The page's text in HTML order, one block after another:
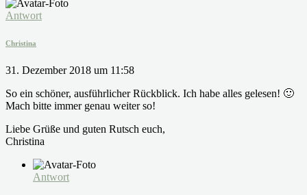
Antwort
Christina
31. Dezember 2018 um 11:58
So ein schöner, ausführlicher Rückblick. Ich habe alles gelesen! 🙂
Mach bitte immer genau weiter so!
Liebe Grüße und guten Rutsch euch,
Christina
Antwort